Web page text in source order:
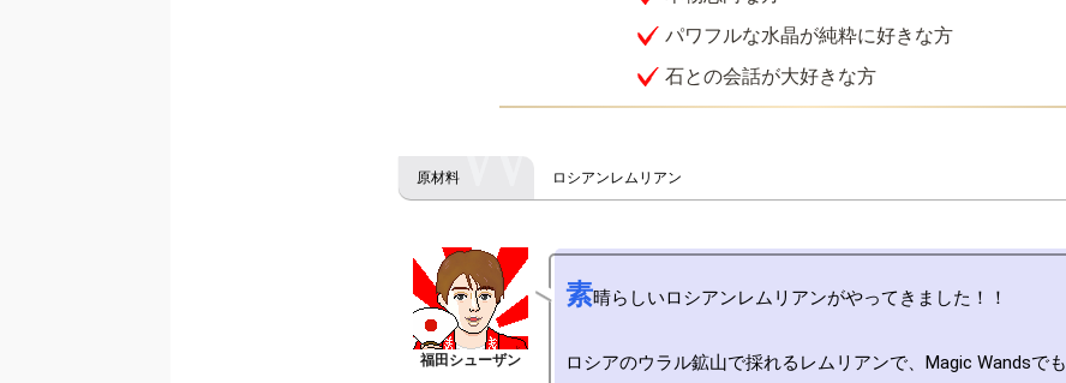
パワフルな水晶が純粋に好きな方
石との会話が大好きな方
ロシアンレムリアン
素晴らしいロシアンレムリアンがやってきました！！
ロシアのウラル鉱山で採れるレムリアンで、Magic Wandsでも